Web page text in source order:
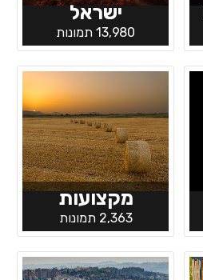
ישראל
13,980 תמונות
מקצועות
2,363 תמונות